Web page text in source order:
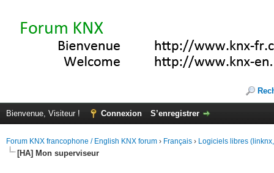
Bienvenue, Visiteur ! Connexion S’enregistrer
Forum KNX francophone / English KNX forum › Français › Logiciels libres
[HA] Mon superviseur